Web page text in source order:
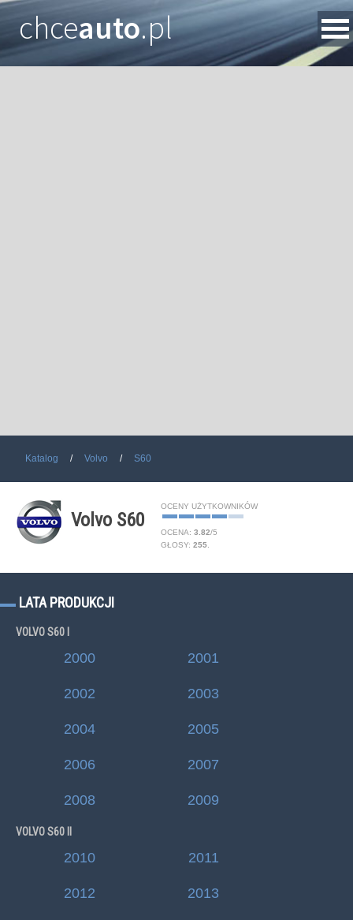
chceauto.pl
Katalog Volvo S60
Volvo S60
OCENY UŻYTKOWNIKÓW
OCENA: 3.82/5
GŁOSY: 255
LATA PRODUKCJI
VOLVO S60 I
2000 2001
2002 2003
2004 2005
2006 2007
2008 2009
VOLVO S60 II
2010 2011
2012 2013